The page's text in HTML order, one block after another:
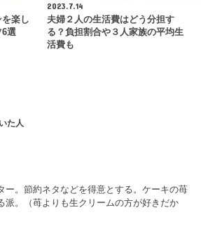
楽し
6選
2023.7.14
夫婦２人の生活費はどう分担す
る？負担割合や３人家族の平均生
活費も
た人
ー。節約ネタなどを得意とする。ケーキの苺
派。（苺よりも生クリームの方が好きだか